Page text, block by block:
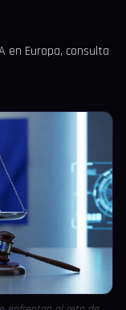
en Europa, consulta